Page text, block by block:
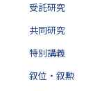
受託研究
共同研究
特別講義
叙位・叙勲